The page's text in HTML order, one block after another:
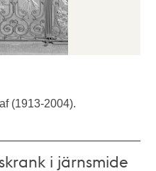
(1913-2004).
i järnsmide